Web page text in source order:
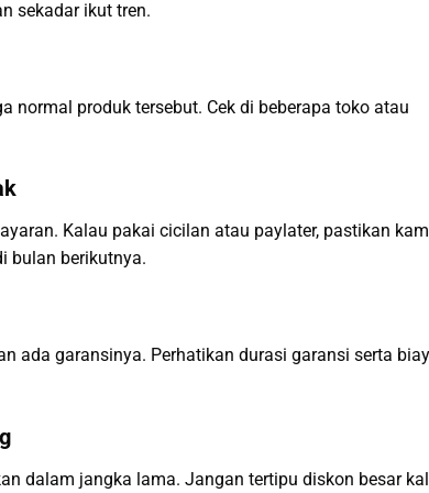
sekadar ikut tren.
normal produk tersebut. Cek di beberapa toko atau
Kalau pakai cicilan atau paylater, pastikan
bulan berikutnya.
ada garansinya. Perhatikan durasi garansi serta
dalam jangka lama. Jangan tertipu diskon besar